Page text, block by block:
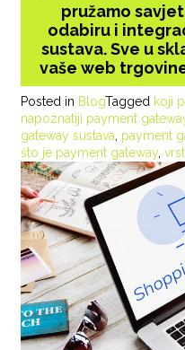
pružamo
odabiru i
sustava. Sve u
vaše web
Posted in BlogTagged koji
napoznatiji payment
gateway sustava payment
što je payment gateway,